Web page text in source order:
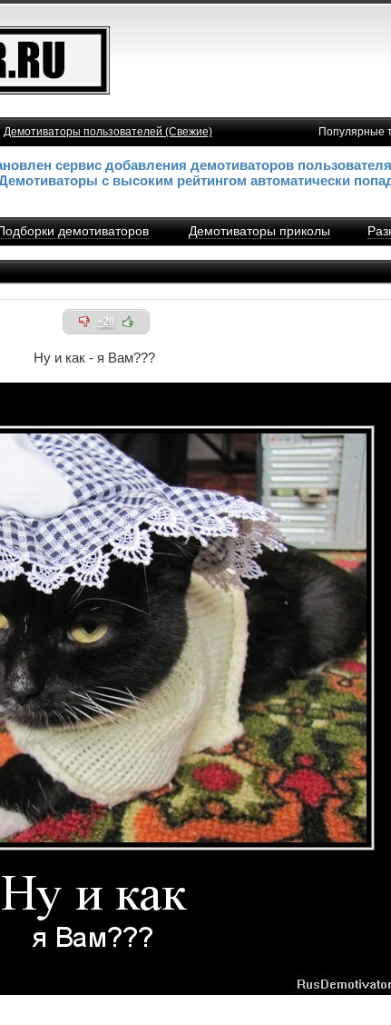
Демотиваторы пользователей (Свежие) Популярные
сервис добавления демотиваторов
с высоким рейтингом автоматически
демотиваторов Демотиваторы приколы
+20
Ну и как - я Вам???